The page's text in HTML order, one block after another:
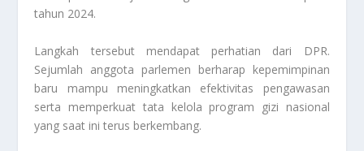
tahun 2024.
Langkah tersebut mendapat perhatian dari DPR.
Sejumlah anggota parlemen berharap kepemimpinan
baru mampu meningkatkan efektivitas pengawasan
serta memperkuat tata kelola program gizi nasional
yang saat ini terus berkembang.